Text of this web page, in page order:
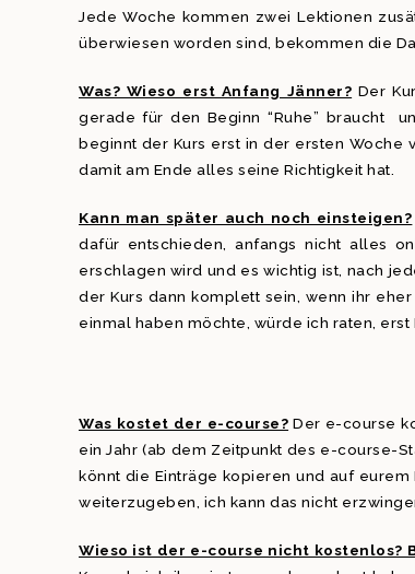
Jede Woche kommen zwei Lektionen
überwiesen worden sind, bekommen die
Was? Wieso erst Anfang Jänner? Der
gerade für den Beginn “Ruhe” braucht
beginnt der Kurs erst in der ersten Woche
damit am Ende alles seine Richtigkeit hat.
Kann man später auch noch einsteigen?
dafür entschieden, anfangs nicht alles
erschlagen wird und es wichtig ist, nach
der Kurs dann komplett sein, wenn ihr
einmal haben möchte, würde ich raten, erst
Was kostet der e-course? Der e-course
ein Jahr (ab dem Zeitpunkt des e-course-
könnt die Einträge kopieren und auf
weiterzugeben, ich kann das nicht
Wieso ist der e-course nicht kostenlos?